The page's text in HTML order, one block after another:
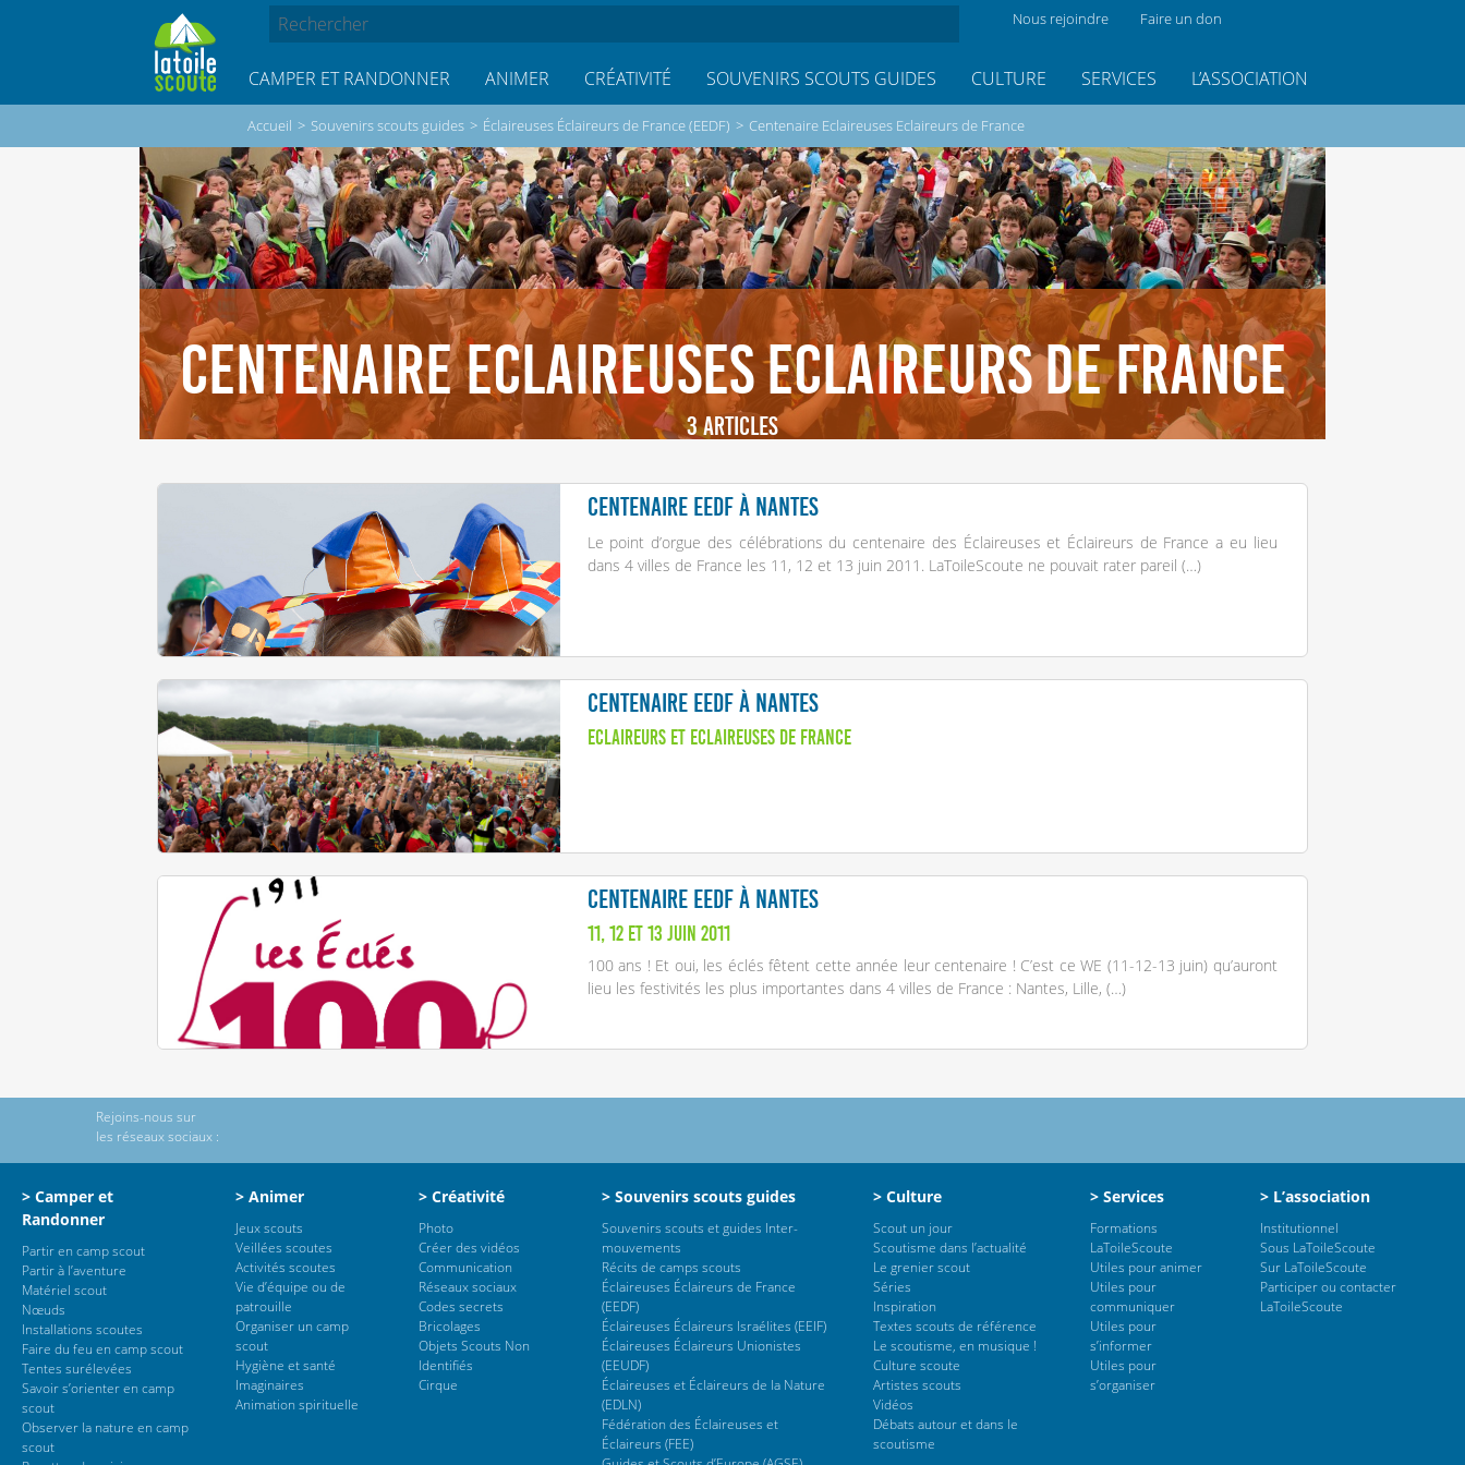
Nous rejoindre Faire un don
CAMPER ET RANDONNER ANIMER CRÉATIVITÉ SOUVENIRS SCOUTS GUIDES CULTURE SERVICES L’ASSOCIATION
Accueil > Souvenirs scouts guides > Éclaireuses Éclaireurs de France (EEDF) > Centenaire Eclaireuses Eclaireurs de France
CENTENAIRE ECLAIREUSES ECLAIREURS DE FRANCE
3 ARTICLES
Centenaire EEDF à Nantes
Le point d’orgue des célébrations du centenaire des Éclaireuses et Éclaireurs de France a eu lieu
dans 4 villes de France les 11, 12 et 13 juin 2011. LaToileScoute ne pouvait rater pareil (…)
Centenaire EEDF à Nantes
Eclaireurs et Eclaireuses de France
Centenaire EEDF à Nantes
11, 12 et 13 juin 2011
100 ans ! Et oui, les éclés fêtent cette année leur centenaire ! C’est ce WE (11-12-13 juin) qu’auront
lieu les festivités les plus importantes dans 4 villes de France : Nantes, Lille, (…)
Rejoins-nous sur
les réseaux sociaux :
> Camper et
Randonner
Partir en camp scout
Partir à l’aventure
Matériel scout
Nœuds
Installations scoutes
Faire du feu en camp scout
Tentes surélevées
Savoir s’orienter en camp
scout
Observer la nature en camp
scout
> Animer
Jeux scouts
Veillées scoutes
Activités scoutes
Vie d’équipe ou de
patrouille
Organiser un camp
scout
Hygiène et santé
Imaginaires
Animation spirituelle
> Créativité
Photo
Créer des vidéos
Communication
Réseaux sociaux
Codes secrets
Bricolages
Objets Scouts Non
Identifiés
Cirque
> Souvenirs scouts guides
Souvenirs scouts et guides Inter-
mouvements
Récits de camps scouts
Éclaireuses Éclaireurs de France
(EEDF)
Éclaireuses Éclaireurs Israélites (EEIF)
Éclaireuses Éclaireurs Unionistes
(EEUDF)
Éclaireuses et Éclaireurs de la Nature
(EDLN)
Fédération des Éclaireuses et
Éclaireurs (FEE)
> Culture
Scout un jour
Scoutisme dans l’actualité
Le grenier scout
Séries
Inspiration
Textes scouts de référence
Le scoutisme, en musique !
Culture scoute
Artistes scouts
Vidéos
Débats autour et dans le
scoutisme
> Services
Formations
LaToileScoute
Utiles pour animer
Utiles pour
communiquer
Utiles pour
s’informer
Utiles pour
s’organiser
> L’association
Institutionnel
Sous LaToileScoute
Sur LaToileScoute
Participer ou contacter
LaToileScoute